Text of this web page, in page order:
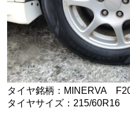
タイヤ銘柄：MINERVA
タイヤサイズ：215/60R16